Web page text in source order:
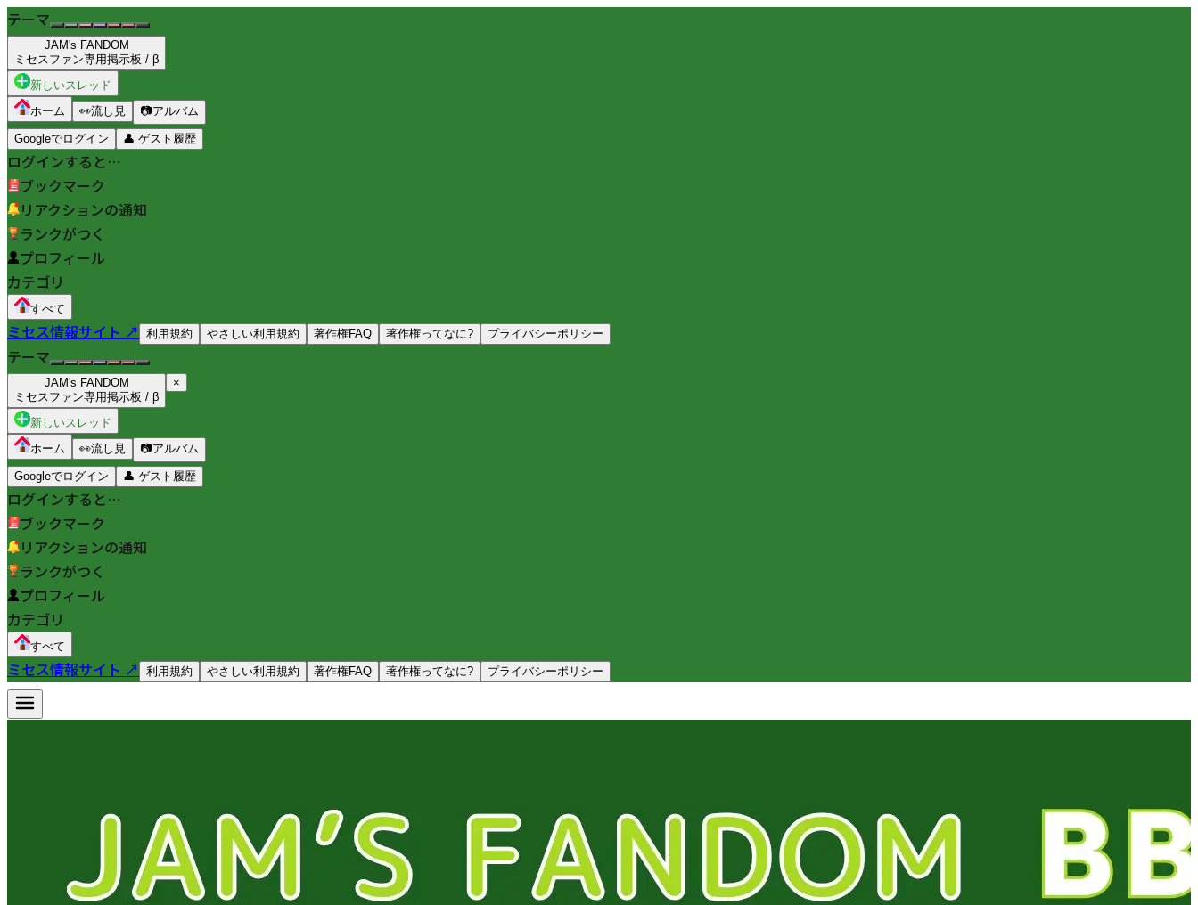
テーマ
JAM's FANDOM
ミセスファン専用掲示板 / β
新しいスレッド
ホーム
👀流し見 📷アルバム
Googleでログイン 👤 ゲスト履歴
ログインすると…
ブックマーク
リアクションの通知
ランクがつく
プロフィール
カテゴリ
すべて
ミセス情報サイト ↗ 利用規約 やさしい利用規約 著作権FAQ 著作権ってなに? プライバシーポリシー
テーマ
JAM's FANDOM
ミセスファン専用掲示板 / β
×
新しいスレッド
ホーム
👀流し見 📷アルバム
Googleでログイン 👤 ゲスト履歴
ログインすると…
ブックマーク
リアクションの通知
ランクがつく
プロフィール
カテゴリ
すべて
ミセス情報サイト ↗ 利用規約 やさしい利用規約 著作権FAQ 著作権ってなに? プライバシーポリシー